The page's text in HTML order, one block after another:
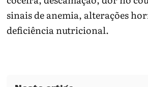
sinais de anemia, alterações
deficiência nutricional.